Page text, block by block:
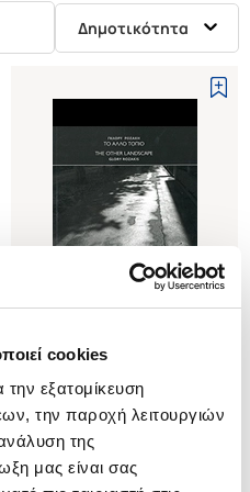
cookies
εξατομίκευση
την παροχή λειτουργιών
της
μας είναι σας
Δημοτικότητα
ΤΟ ΑΛΛΟ ΤΟΠΙΟ
ΡΟΖΑΚΗ ΓΚΛΟΡΥ
Κωδ. Πολιτείας: